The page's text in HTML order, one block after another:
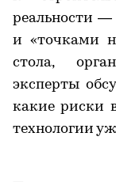
реальности
и «точками
стола,
эксперты
какие риски
технологии